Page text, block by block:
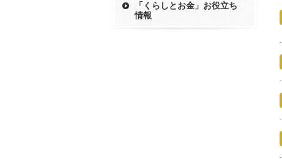
「くらしとお金」お役立ち
情報